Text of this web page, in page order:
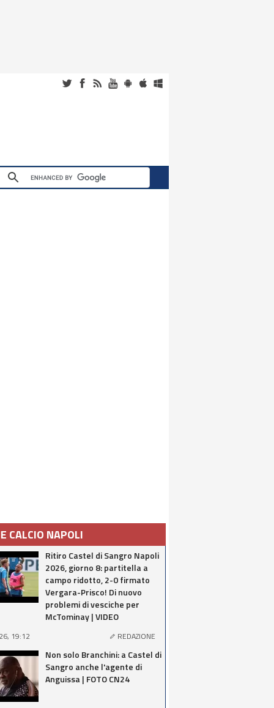
CALCIO NAPOLI
Ritiro Castel di Sangro Napoli
2026, giorno 8: partitella a
campo ridotto, 2-0 firmato
Vergara-Prisco! Di nuovo
problemi di vesciche per
McTominay | VIDEO
19:12 REDAZIONE
Non solo Branchini: a Castel di
Sangro anche l'agente di
Anguissa | FOTO CN24